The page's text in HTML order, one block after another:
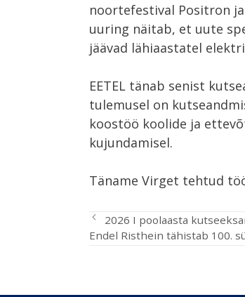
noortefestival Positron ja
uuring näitab, et uute
jäävad lähiaastatel
EETEL tänab senist
tulemusel on
koostöö koolide ja
kujundamisel.
Täname Virget tehtud
2026 I poolaasta
Endel Risthein tähistab 100.